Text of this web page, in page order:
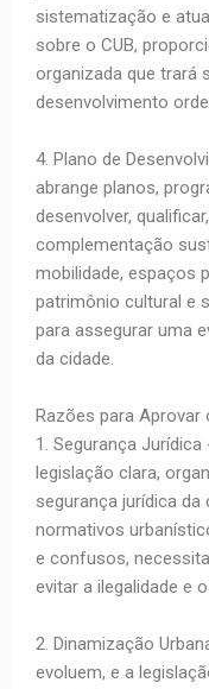
sistematização e
sobre o CUB,
organizada que trará
desenvolvimento
4. Plano de
abrange planos,
desenvolver,
complementação
mobilidade, espaços
patrimônio cultural e
para assegurar uma
da cidade.
Razões para Aprovar
1. Segurança
legislação clara,
segurança jurídica
normativos
e confusos,
evitar a ilegalidade e
2. Dinamização
evoluem, e a